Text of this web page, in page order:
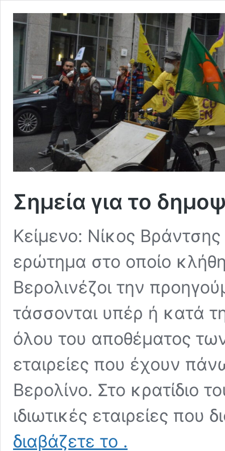
Σημεία για το
Κείμενο: Νίκος
ερώτημα στο οποίο
Βερολινέζοι την
τάσσονται υπέρ ή κατά
όλου του αποθέματος
εταιρείες που έχουν
Βερολίνο. Στο κρατίδιο
ιδιωτικές εταιρείες που
διαβάζετε το
για
.